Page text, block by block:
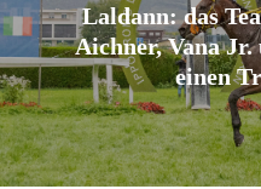
Laldann: das
Aichner, Vana
einen